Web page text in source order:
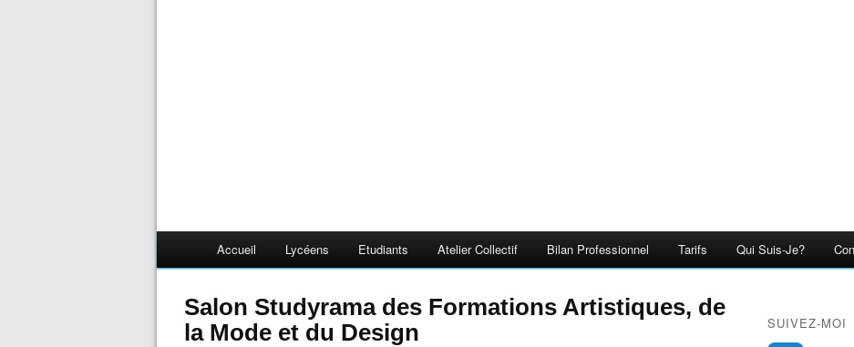
Accueil Lycéens Etudiants Atelier Collectif Bilan Professionnel Tarifs Qui Suis-Je?
Salon Studyrama des Formations Artistiques, de
la Mode et du Design
SUIVEZ-MOI